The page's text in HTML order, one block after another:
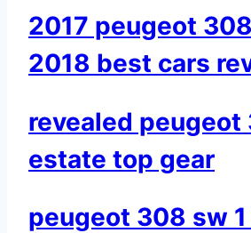
2017 peugeot
2018 best cars
revealed peugeot
estate top gear
peugeot 308 sw